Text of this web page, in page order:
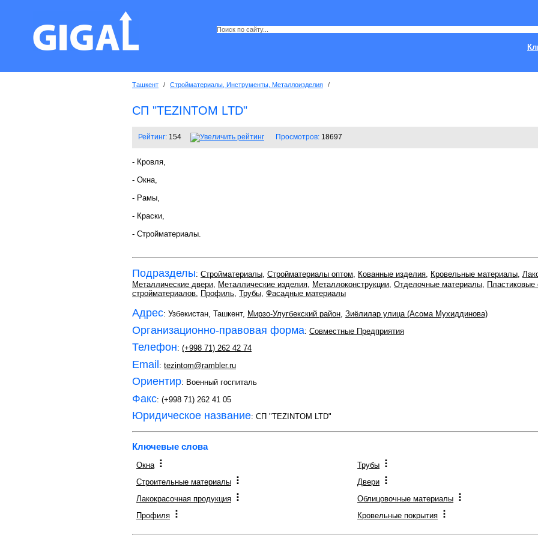
Ташкент / Стройматериалы, Инструменты, Металлоизделия /
СП "TEZINTOM LTD"
Рейтинг: 154 Просмотров: 18697
- Кровля,
- Окна,
- Рамы,
- Краски,
- Стройматериалы.
Подразделы: Стройматериалы, Стройматериалы оптом, Кованные изделия, Кровельные материалы,
Металлические двери, Металлические изделия, Металлоконструкции, Отделочные материалы, Пластиковые
стройматериалов, Профиль, Трубы, Фасадные материалы
Адрес: Узбекистан, Ташкент, Мирзо-Улугбекский район, Зиёлилар улица (Асома Мухиддинова)
Организационно-правовая форма: Совместные Предприятия
Телефон: (+998 71) 262 42 74
Email: tezintom@rambler.ru
Ориентир: Военный госпиталь
Факс: (+998 71) 262 41 05
Юридическое название: СП "TEZINTOM LTD"
Ключевые слова
Окна
Строительные материалы
Лакокрасочная продукция
Профиля
Трубы
Двери
Облицовочные материалы
Кровельные покрытия